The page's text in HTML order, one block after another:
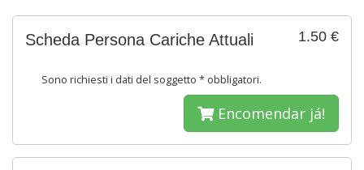
1.50 €
Scheda Persona Cariche Attuali
Sono richiesti i dati del soggetto * obbligatori.
Encomendar já!